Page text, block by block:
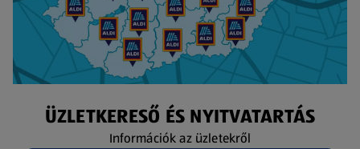
ÜZLETKERESŐ ÉS NYITVATARTÁS
Információk az üzletekről